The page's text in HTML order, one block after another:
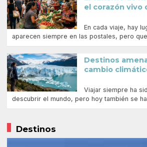
el corazón vivo
En cada viaje, hay
aparecen siempre en las postales, pero
Destinos
cambio
Viajar siempre ha
descubrir el mundo, pero hoy también se
Destinos